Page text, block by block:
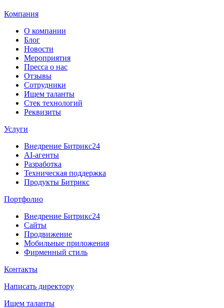
Компания
О компании
Блог
Новости
Мероприятия
Пресса о нас
Отзывы
Сотрудники
Ищем таланты
Стек технологий
Реквизиты
Услуги
Внедрение Битрикс24
AI-агенты
Разработка
Техническая поддержка
Продукты Битрикс
Портфолио
Внедрение Битрикс24
Сайты
Продвижение
Мобильные приложения
Фирменный стиль
Контакты
Написать директору
Ищем таланты